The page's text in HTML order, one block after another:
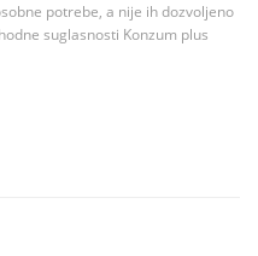
potrebe, a nije ih dozvoljeno
suglasnosti Konzum plus